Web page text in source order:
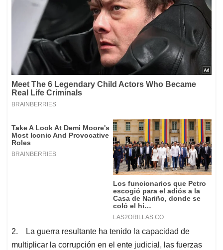
2. La guerra resultante ha tenido la capacidad de
multiplicar la corrupción en el ente judicial, las fuerzas